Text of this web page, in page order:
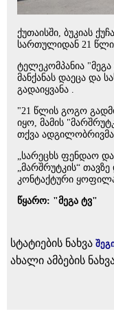
ქუთაისში, ბუკიას
სართულიდან 21
ტელეკომპანია
მანქანას დაეცა და
გადაიყვანა .
"21 წლის გოგო
იყო, მამის
თქვა
„სარეცხს ფენდაო
„მარშრუტკის“
კონტაქტური
წყარო: "მეგა ტვ"
სტატიების ნახვა
ახალი ამბების